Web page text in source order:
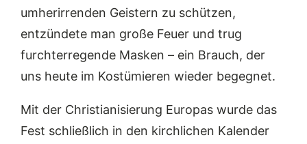
umherirrenden Geistern zu schützen,
entzündete man große Feuer und trug
furchterregende Masken – ein Brauch, der
uns heute im Kostümieren wieder begegnet.
Mit der Christianisierung Europas wurde das
Fest schließlich in den kirchlichen Kalender